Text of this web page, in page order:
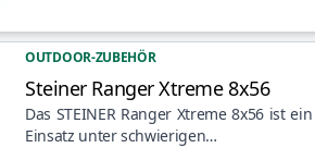
OUTDOOR-ZUBEHÖR
Steiner Ranger Xtreme 8x56
Das STEINER Ranger Xtreme 8x56 ist
Einsatz unter schwierigen…